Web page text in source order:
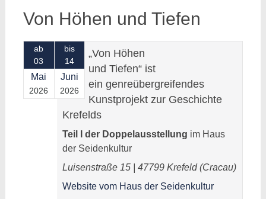
Von Höhen und Tiefen
ab
03
Mai
2026
bis
14
Juni
2026
„Von Höhen
und Tiefen“ ist
ein genreübergreifendes
Kunstprojekt zur Geschichte
Krefelds
Teil I der Doppelausstellung im Haus
der Seidenkultur
Luisenstraße 15 | 47799 Krefeld (Cracau)
Website vom Haus der Seidenkultur